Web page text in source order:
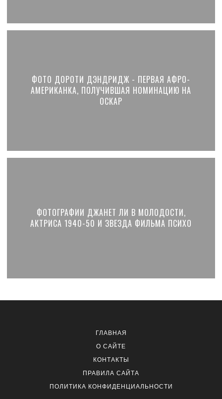
ФОТО ДОРОТИ ДЭНДРИДЖ - ПЕРВАЯ АФРО-
АМЕРИКАНКА, ПОЛУЧИВШАЯ НОМИНАЦИЮ НА
ОСКАР
ФОТОГРАФИИ ДЖАНЕТ ЛИ В МОЛОДОСТИ,
АКТРИСА 1940-50 И ЗВЕЗДА ФИЛЬМА ПСИХО
ГЛАВНАЯ
О САЙТЕ
КОНТАКТЫ
ПРАВИЛА САЙТА
ПОЛИТИКА КОНФИДЕНЦИАЛЬНОСТИ